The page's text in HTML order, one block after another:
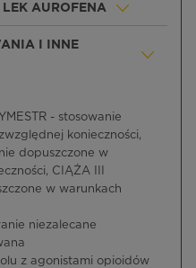
AUROFENA
I INNE
- stosowanie
konieczności,
dopuszczone w
CIĄŻA III
w warunkach
niezalecane
z agonistami opioidów